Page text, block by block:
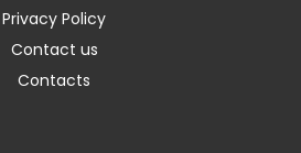
Privacy Policy
Contact us
Contacts